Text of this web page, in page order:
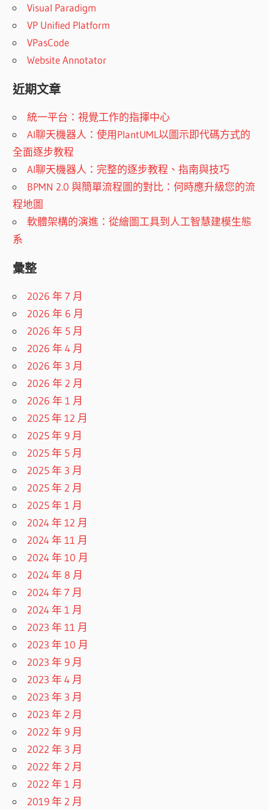
Visual Paradigm
VP Unified Platform
VPasCode
Website Annotator
近期文章
統一平台：視覺工作的指揮中心
AI聊天機器人：使用PlantUML以圖示即代碼方式的
全面逐步教程
AI聊天機器人：完整的逐步教程、指南與技巧
BPMN 2.0 與簡單流程圖的對比：何時應升級您的流
程地圖
軟體架構的演進：從繪圖工具到人工智慧建模生態
系
彙整
2026 年 7 月
2026 年 6 月
2026 年 5 月
2026 年 4 月
2026 年 3 月
2026 年 2 月
2026 年 1 月
2025 年 12 月
2025 年 9 月
2025 年 5 月
2025 年 3 月
2025 年 2 月
2025 年 1 月
2024 年 12 月
2024 年 11 月
2024 年 10 月
2024 年 8 月
2024 年 7 月
2024 年 1 月
2023 年 11 月
2023 年 10 月
2023 年 9 月
2023 年 4 月
2023 年 3 月
2023 年 2 月
2022 年 9 月
2022 年 3 月
2022 年 2 月
2022 年 1 月
2019 年 2 月